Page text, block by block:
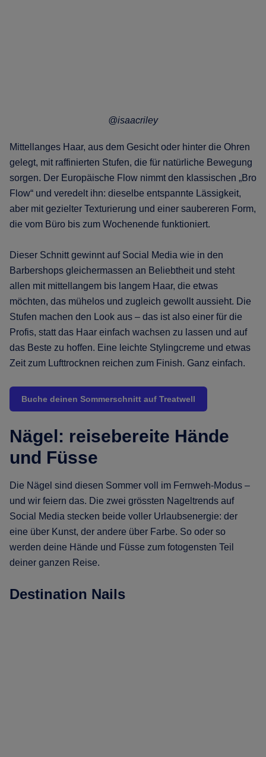
@isaacriley
Mittellanges Haar, aus dem Gesicht oder hinter die Ohren
gelegt, mit raffinierten Stufen, die für natürliche Bewegung
sorgen. Der Europäische Flow nimmt den klassischen „Bro
Flow“ und veredelt ihn: dieselbe entspannte Lässigkeit,
aber mit gezielter Texturierung und einer saubereren Form,
die vom Büro bis zum Wochenende funktioniert.
Dieser Schnitt gewinnt auf Social Media wie in den
Barbershops gleichermassen an Beliebtheit und steht
allen mit mittellangem bis langem Haar, die etwas
möchten, das mühelos und zugleich gewollt aussieht. Die
Stufen machen den Look aus – das ist also einer für die
Profis, statt das Haar einfach wachsen zu lassen und auf
das Beste zu hoffen. Eine leichte Stylingcreme und etwas
Zeit zum Lufttrocknen reichen zum Finish. Ganz einfach.
Buche deinen Sommerschnitt auf Treatwell
Nägel: reisebereite Hände
und Füsse
Die Nägel sind diesen Sommer voll im Fernweh-Modus –
und wir feiern das. Die zwei grössten Nageltrends auf
Social Media stecken beide voller Urlaubsenergie: der
eine über Kunst, der andere über Farbe. So oder so
werden deine Hände und Füsse zum fotogensten Teil
deiner ganzen Reise.
Destination Nails